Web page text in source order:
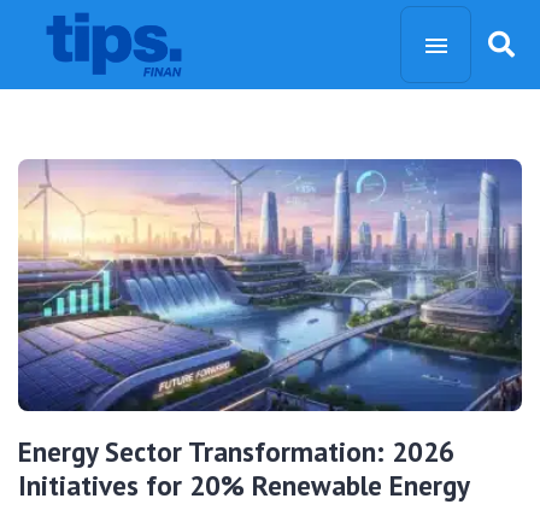
Energy Sector Transformation: 2026
Initiatives for 20% Renewable Energy